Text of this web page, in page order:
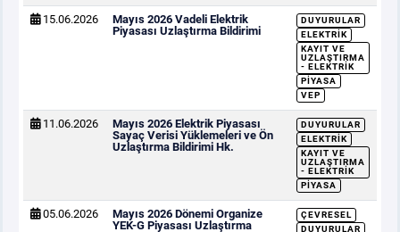
15.06.2026
Mayıs 2026 Vadeli Elektrik
Piyasası Uzlaştırma Bildirimi
DUYURULAR
ELEKTRIK
KAYIT VE
UZLAŞTIRMA
- ELEKTRIK
PIYASA
VEP
11.06.2026
Mayıs 2026 Elektrik Piyasası
Sayaç Verisi Yüklemeleri ve Ön
Uzlaştırma Bildirimi Hk.
DUYURULAR
ELEKTRIK
KAYIT VE
UZLAŞTIRMA
- ELEKTRIK
PIYASA
05.06.2026
Mayıs 2026 Dönemi Organize
YEK-G Piyasası Uzlaştırma
ÇEVRESEL
DUYURULAR